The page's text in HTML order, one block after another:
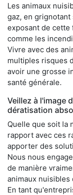
Les animaux
gaz, en
exposant de cette
comme les
Vivre avec des
multiples risques
avoir une grosse
santé générale.
Veillez à l'image
dératisation
Quelle que soit la
rapport avec ces
apporter des
Nous nous
de manière
animaux nuisibles
En tant